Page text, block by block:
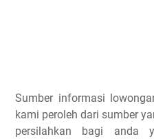
Sumber informasi
kami peroleh dari sumber
persilahkan bagi anda